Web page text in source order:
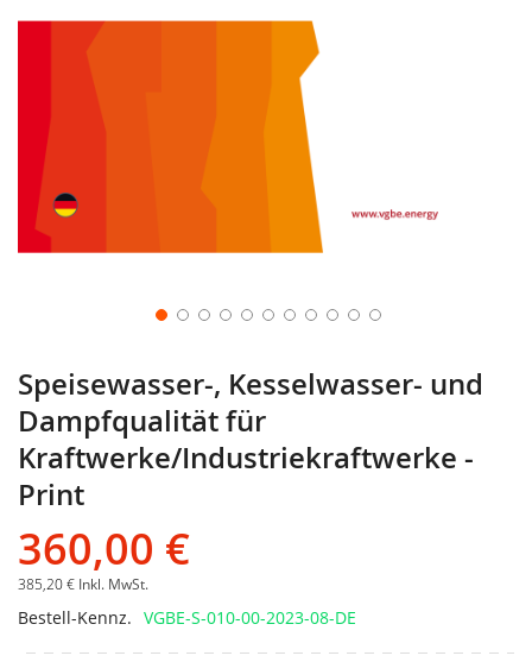
Speisewasser-, Kesselwasser- und
Dampfqualität für
Kraftwerke/Industriekraftwerke -
Print
360,00 €
385,20 € Inkl. MwSt.
Bestell-Kennz. VGBE-S-010-00-2023-08-DE